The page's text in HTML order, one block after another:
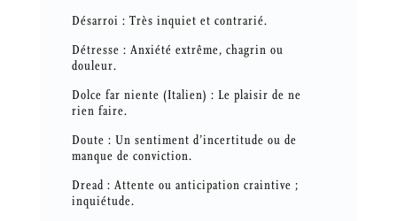
Désarroi : Très inquiet et contrarié.
Détresse : Anxiété extrême, chagrin ou
douleur.
Dolce far niente (Italien) : Le plaisir de ne
rien faire.
Doute : Un sentiment d’incertitude ou de
manque de conviction.
Dread : Attente ou anticipation craintive ;
inquiétude.